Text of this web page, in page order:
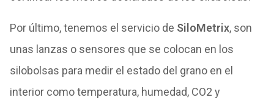
Por último, tenemos el servicio de SiloMetrix, son
unas lanzas o sensores que se colocan en los
silobolsas para medir el estado del grano en el
interior como temperatura, humedad, CO2 y